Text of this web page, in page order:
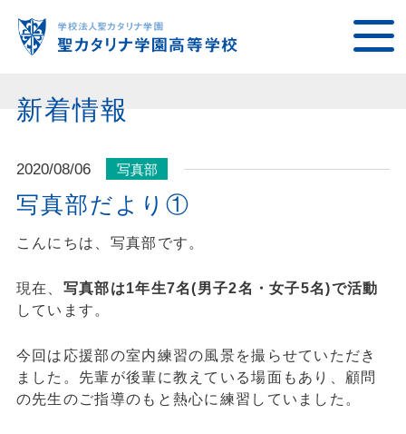
新着情報
2020/08/06 写真部
写真部だより①
こんにちは、写真部です。
現在、 写真部は1年生7名(男子2名・女子5名)で活動
しています。
今回は応援部の室内練習の風景を撮らせていただき
ました。先輩が後輩に教えている場面もあり、顧問
の先生のご指導のもと熱心に練習していました。